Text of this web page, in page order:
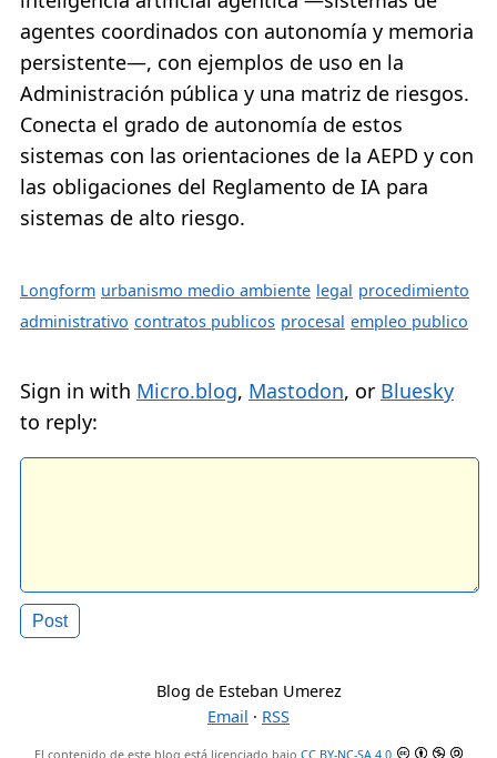
agentes coordinados con autonomía y memoria
persistente—, con ejemplos de uso en la
Administración pública y una matriz de riesgos.
Conecta el grado de autonomía de estos
sistemas con las orientaciones de la AEPD y con
las obligaciones del Reglamento de IA para
sistemas de alto riesgo.
Longform urbanismo medio ambiente legal procedimiento
administrativo contratos publicos procesal empleo publico
Sign in with Micro.blog, Mastodon, or Bluesky
to reply:
Blog de Esteban Umerez
Email · RSS
El contenido de este blog está licenciado bajoCC BY-NC-SA 4.0